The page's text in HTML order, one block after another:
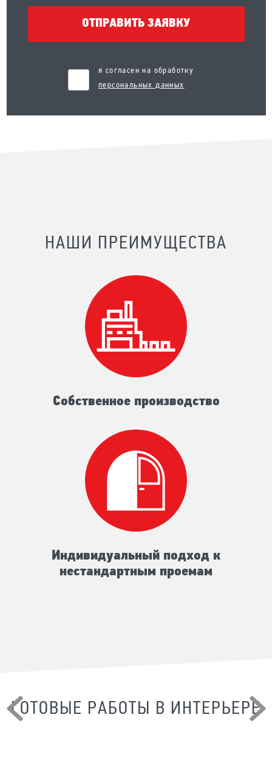
ОТПРАВИТЬ ЗАЯВКУ
я согласен на обработку
персональных данных
НАШИ ПРЕИМУЩЕСТВА
Собственное производство
Индивидуальный подход к
нестандартным проемам
ГОТОВЫЕ РАБОТЫ В ИНТЕРЬЕРЕ